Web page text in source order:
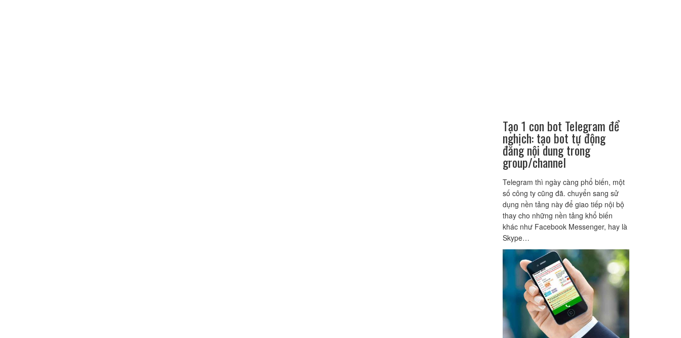
Tạo 1 con bot Telegram để
nghịch: tạo bot tự động
đăng nội dung trong
group/channel
Telegram thì ngày càng phổ biến, một
số công ty cũng đã. chuyển sang sử
dụng nền tảng này để giao tiếp nội bộ
thay cho những nền tảng khổ biến
khác như Facebook Messenger, hay là
Skype…